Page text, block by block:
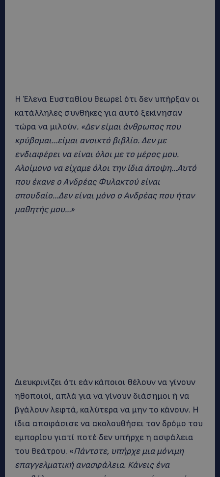
Η Έλενα Ευσταθίου θεωρεί ότι δεν υπήρξαν οι
κατάλληλες συνθήκες για αυτό ξεκίνησαν
τώρα να μιλούν. «Δεν είμαι άνθρωπος που
κρύβομαι…είμαι ανοικτό βιβλίο. Δεν με
ενδιαφέρει να είναι όλοι με το μέρος μου.
Αλοίμονο να είχαμε όλοι την ίδια άποψη…Αυτό
που έκανε ο Ανδρέας Φυλακτού είναι
σπουδαίο…Δεν είναι μόνο ο Ανδρέας που ήταν
μαθητής μου…»
Διευκρινίζει ότι εάν κάποιοι θέλουν να γίνουν
ηθοποιοί, απλά για να γίνουν διάσημοι ή να
βγάλουν λεφτά, καλύτερα να μην το κάνουν. Η
ίδια αποφάσισε να ακολουθήσει τον δρόμο του
εμπορίου γιατί ποτέ δεν υπήρχε η ασφάλεια
του θεάτρου. «Πάντοτε, υπήρχε μια μόνιμη
επαγγελματική ανασφάλεια. Κάνεις ένα